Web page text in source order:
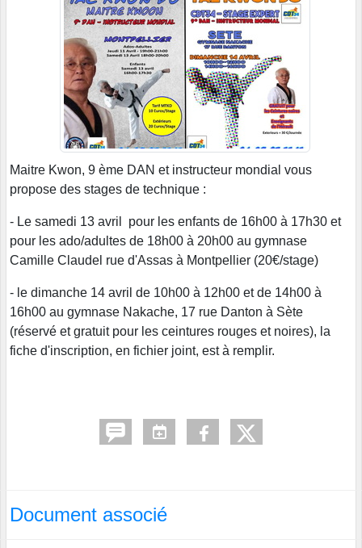
Maitre Kwon, 9 ème DAN et instructeur mondial vous
propose des stages de technique :
- Le samedi 13 avril pour les enfants de 16h00 à 17h30 et
pour les ado/adultes de 18h00 à 20h00 au gymnase
Camille Claudel rue d'Assas à Montpellier (20€/stage)
- le dimanche 14 avril de 10h00 à 12h00 et de 14h00 à
16h00 au gymnase Nakache, 17 rue Danton à Sète
(réservé et gratuit pour les ceintures rouges et noires), la
fiche d'inscription, en fichier joint, est à remplir.
Document associé